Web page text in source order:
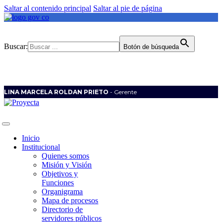
Saltar al contenido principal Saltar al pie de página
Buscar: Botón de búsqueda
LINA MARCELA ROLDAN PRIETO - Gerente
Inicio
Institucional
Quienes somos
Misión y Visión
Objetivos y
Funciones
Organigrama
Mapa de procesos
Directorio de
servidores públicos